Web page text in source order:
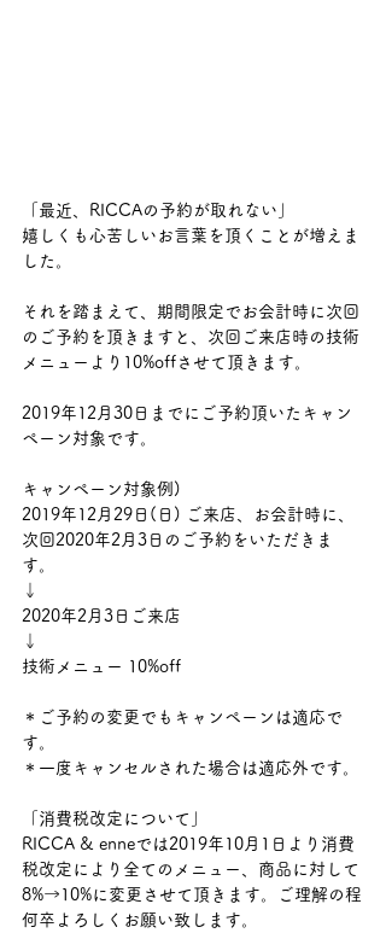
「最近、RICCAの予約が取れない」
嬉しくも心苦しいお言葉を頂くことが増えま
した。
それを踏まえて、期間限定でお会計時に次回
のご予約を頂きますと、次回ご来店時の技術
メニューより10%offさせて頂きます。
2019年12月30日までにご予約頂いたキャン
ペーン対象です。
キャンペーン対象例)
2019年12月29日(日) ご来店、お会計時に、
次回2020年2月3日のご予約をいただきま
す。
↓
2020年2月3日ご来店
↓
技術メニュー 10%off
＊ご予約の変更でもキャンペーンは適応で
す。
＊一度キャンセルされた場合は適応外です。
「消費税改定について」
RICCA & enneでは2019年10月1日より消費
税改定により全てのメニュー、商品に対して
8%→10%に変更させて頂きます。ご理解の程
何卒よろしくお願い致します。